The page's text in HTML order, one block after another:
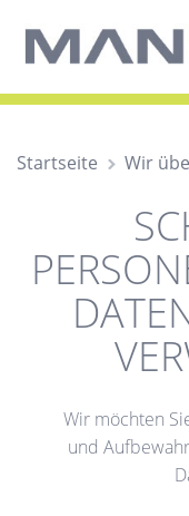
Startseite Wir
Wir möchten
und